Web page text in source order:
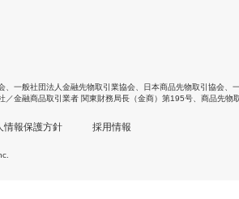
一般社団法人金融先物取引業協会 日本商品先物取引協会
／金融商品取引業者 関東財務局長（金商）第195号、商品先物
情報保護方針 採用情報